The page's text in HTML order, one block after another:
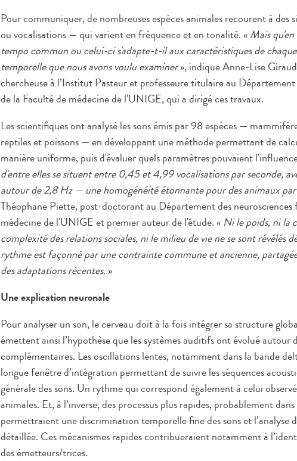
Pour communiquer, de nombreuses espèces animales recourent à des
ou vocalisations — qui varient en fréquence et en tonalité. «Mais
tempo commun ou celui-ci s'adapte-t-il aux caractéristiques de
temporelle que nous avons voulu examiner», indique Anne-Lise
chercheuse à l’Institut Pasteur et professeure titulaire au
de la Faculté de médecine de l'UNIGE, qui a dirigé ces travaux.
Les scientifiques ont analysé les sons émis par 98 espèces —
reptiles et poissons — en développant une méthode permettant de
manière uniforme, puis d'évaluer quels paramètres pouvaient
d'entre elles se situent entre 0,45 et 4,99 vocalisations par seconde,
autour de 2,8 Hz — une homogénéité étonnante pour des animaux
Théophane Piette, post-doctorant au Département des neurosciences
médecine de l'UNIGE et premier auteur de l'étude. « Ni le poids, ni la
complexité des relations sociales, ni le milieu de vie ne se sont révélés
rythme est façonné par une contrainte commune et ancienne,
des adaptations récentes.»
Une explication neuronale
Pour analyser un son, le cerveau doit à la fois intégrer sa structure
émettent ainsi l’hypothèse que les systèmes auditifs ont évolué autour
complémentaires. Les oscillations lentes, notamment dans la bande
longue fenêtre d’intégration permettant de suivre les séquences
générale des sons. Un rythme qui correspond également à celui
animales. Et, à l’inverse, des processus plus rapides, probablement
permettraient une discrimination temporelle fine des sons et l’analyse
détaillée. Ces mécanismes rapides contribueraient notamment à
des émetteurs/trices.